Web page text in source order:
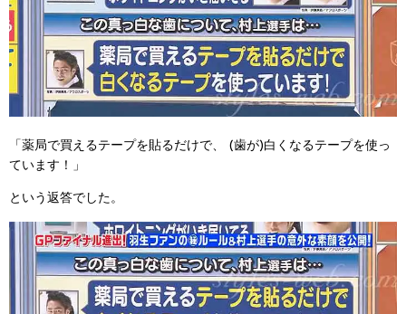
「薬局で買えるテープを貼るだけで、
(歯が)白くなるテープを使っ
ています！」
という返答でした。